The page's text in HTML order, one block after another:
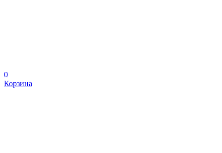
0
Корзина